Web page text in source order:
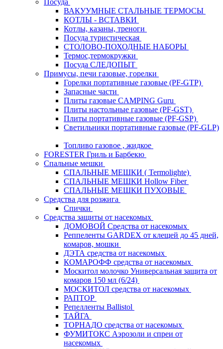
Посуда
ВАКУУМНЫЕ СТАЛЬНЫЕ ТЕРМОСЫ
КОТЛЫ - ВСТАВКИ
Котлы, казаны, треноги
Посуда туристическая
СТОЛОВО-ПОХОДНЫЕ НАБОРЫ
Термос,термокружки
Посуда СЛЕДОПЫТ
Примусы, печи газовые, горелки
Горелки портативные газовые (PF-GTP)
Запасные части
Плиты газовые CAMPING Guru
Плиты настольные газовые (PF-GST)
Плиты портативные газовые (PF-GSP)
Светильники портативные газовые (PF-GLP)
Топливо газовое , жидкое
FORESTER Гриль и Барбекю
Спальные мешки
СПАЛЬНЫЕ МЕШКИ ( Termolighte)
СПАЛЬНЫЕ МЕШКИ Hollow Fiber
СПАЛЬНЫЕ МЕШКИ ПУХОВЫЕ
Средства для розжига
Спички
Средства защиты от насекомых
ДОМОВОЙ Средства от насекомых
Реппеленты GARDEX от клещей до 45 дней,
комаров, мошки
ДЭТА средства от насекомых
КОМАРОФФ средства от насекомых
Москитол молочко Универсальная защита от
комаров 150 мл (6/24)
МОСКИТОЛ средства от насекомых
РАПТОР
Репелленты Ballistol
ТАЙГА
ТОРНАДО средства от насекомых
ФУМИТОКС Аэрозоли и спреи от
насекомых